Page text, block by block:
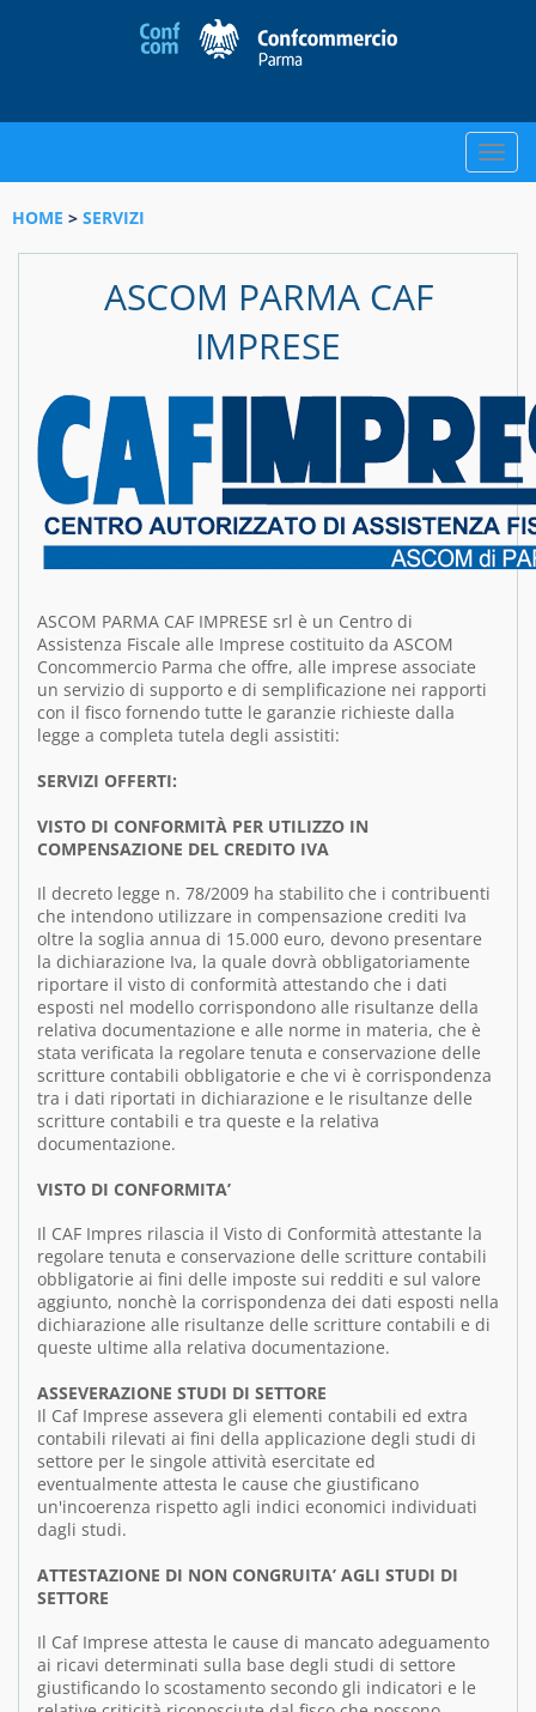
Toggle
HOME > SERVIZI
ASCOM PARMA CAF
IMPRESE
ASCOM PARMA CAF IMPRESE srl è un Centro di
Assistenza Fiscale alle Imprese costituito da ASCOM
Concommercio Parma che offre, alle imprese associate
un servizio di supporto e di semplificazione nei rapporti
con il fisco fornendo tutte le garanzie richieste dalla
legge a completa tutela degli assistiti:
SERVIZI OFFERTI:
VISTO DI CONFORMITÀ PER UTILIZZO IN
COMPENSAZIONE DEL CREDITO IVA
Il decreto legge n. 78/2009 ha stabilito che i contribuenti
che intendono utilizzare in compensazione crediti Iva
oltre la soglia annua di 15.000 euro, devono presentare
la dichiarazione Iva, la quale dovrà obbligatoriamente
riportare il visto di conformità attestando che i dati
esposti nel modello corrispondono alle risultanze della
relativa documentazione e alle norme in materia, che è
stata verificata la regolare tenuta e conservazione delle
scritture contabili obbligatorie e che vi è corrispondenza
tra i dati riportati in dichiarazione e le risultanze delle
scritture contabili e tra queste e la relativa
documentazione.
VISTO DI CONFORMITA’
Il CAF Impres rilascia il Visto di Conformità attestante la
regolare tenuta e conservazione delle scritture contabili
obbligatorie ai fini delle imposte sui redditi e sul valore
aggiunto, nonchè la corrispondenza dei dati esposti nella
dichiarazione alle risultanze delle scritture contabili e di
queste ultime alla relativa documentazione.
ASSEVERAZIONE STUDI DI SETTORE
Il Caf Imprese assevera gli elementi contabili ed extra
contabili rilevati ai fini della applicazione degli studi di
settore per le singole attività esercitate ed
eventualmente attesta le cause che giustificano
un'incoerenza rispetto agli indici economici individuati
dagli studi.
ATTESTAZIONE DI NON CONGRUITA’ AGLI STUDI DI
SETTORE
Il Caf Imprese attesta le cause di mancato adeguamento
ai ricavi determinati sulla base degli studi di settore
giustificando lo scostamento secondo gli indicatori e le